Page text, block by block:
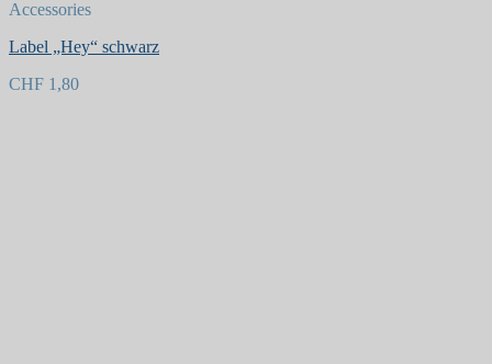
Accessories
Label „Hey“ schwarz
CHF 1,80